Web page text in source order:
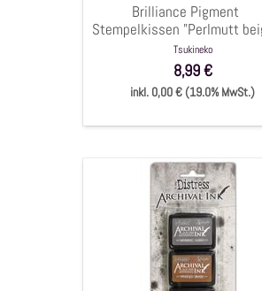
Brilliance Pigment
Stempelkissen "Perlmutt
6,5x9,5cm
Tsukineko
8,99 €
inkl. 0,00 € (19.0% MwSt.)
Stempelkissen